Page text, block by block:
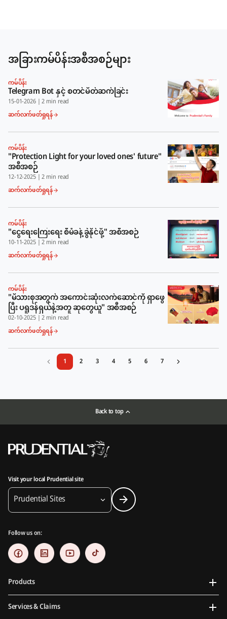
အခြားကမ်ပိန်းအစီအစဉ်များ
ကမ်ပိန်း
Telegram Bot နှင့် စတင်မိတ်ဆက်ခြင်း
15-01-2026|2 min read
ဆက်လက်ဖတ်ရှုရန်
ကမ်ပိန်း
"Protection Light for your loved ones' future"
အစီအစဉ်
12-12-2025|2 min read
ဆက်လက်ဖတ်ရှုရန်
ကမ်ပိန်း
"ငွေရေးကြေးရေး စီမံခန့်ခွဲနိုင်ဖို့" အစီအစဉ်
10-11-2025|2 min read
ဆက်လက်ဖတ်ရှုရန်
ကမ်ပိန်း
"မိသားစုအတွက် အကောင်းဆုံးလက်ဆောင်ကို ရှာဖွေ
ပြီး ပရူဒန်ရှယ်နဲ့အတူ ဆုတွေယူ" အစီအစဉ်
02-10-2025|2 min read
ဆက်လက်ဖတ်ရှုရန်
1 2 3 4 5 6 7
Back to top
Visit your local Prudential site
Prudential Sites
Follow us on:
Products
Services & Claims